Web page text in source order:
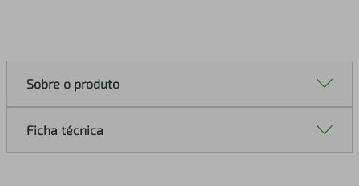
Sobre o produto
Ficha técnica